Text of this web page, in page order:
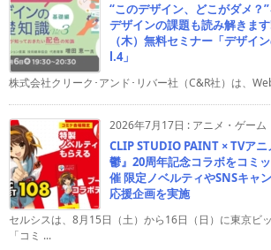
“このデザイン、どこがダメ？
デザインの課題も読み解きま
（木）無料セミナー「デザイ
l.4」
株式会社クリーク･アンド･リバー社（C&R社）は、
2026年7月17日 : アニメ・ゲーム
CLIP STUDIO PAINT × TVア
鬱』20周年記念コラボをコミ
催 限定ノベルティやSNSキャ
応援企画を実施
セルシスは、8月15日（土）から16日（日）に東京ビ
「コミ ...